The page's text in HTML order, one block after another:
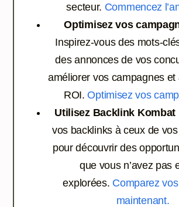
secteur. Commencez
Optimisez vos
Inspirez-vous des mots-
des annonces de vos
améliorer vos campagnes et
ROI.Optimisez vos
Utilisez Backlink Kombat
vos backlinks à ceux de
pour découvrir des
que vous n’avez pas
explorées. Comparez
maintenant.